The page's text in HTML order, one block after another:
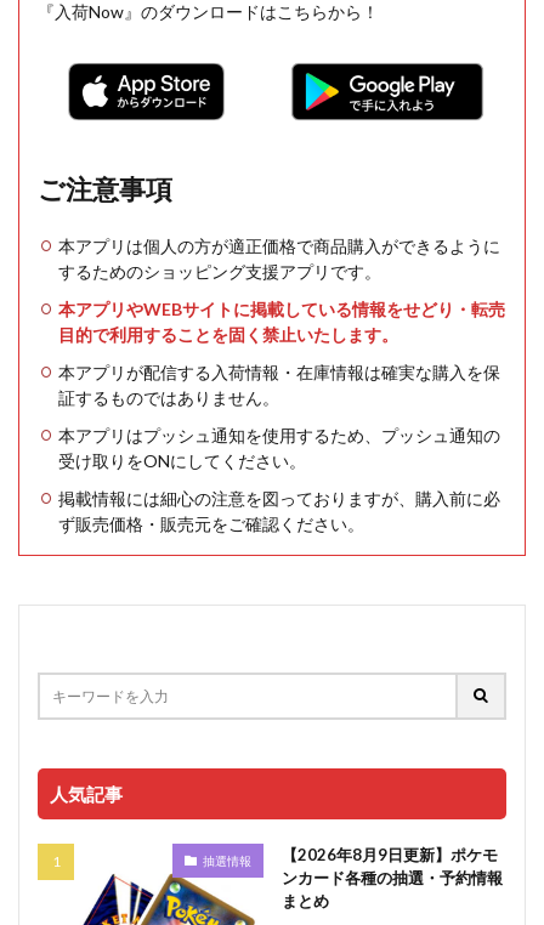
『入荷Now』のダウンロードはこちらから！
ご注意事項
本アプリは個人の方が適正価格で商品購入ができるように
するためのショッピング支援アプリです。
本アプリやWEBサイトに掲載している情報をせどり・転売
目的で利用することを固く禁止いたします。
本アプリが配信する入荷情報・在庫情報は確実な購入を保
証するものではありません。
本アプリはプッシュ通知を使用するため、プッシュ通知の
受け取りをONにしてください。
掲載情報には細心の注意を図っておりますが、購入前に必
ず販売価格・販売元をご確認ください。
人気記事
抽選情報
【2026年8月9日更新】ポケモ
ンカード各種の抽選・予約情報
まとめ